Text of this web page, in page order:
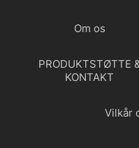
Om os
PRODUKTSTØTTE
KONTAKT
Vilkår